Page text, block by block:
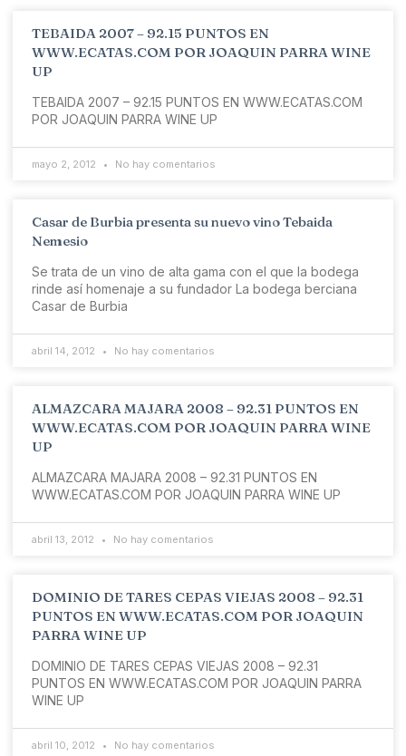
TEBAIDA 2007 – 92.15 PUNTOS EN
WWW.ECATAS.COM POR JOAQUIN PARRA WINE
UP
TEBAIDA 2007 – 92.15 PUNTOS EN WWW.ECATAS.COM
POR JOAQUIN PARRA WINE UP
mayo 2, 2012 No hay comentarios
Casar de Burbia presenta su nuevo vino Tebaida
Nemesio
Se trata de un vino de alta gama con el que la bodega
rinde así homenaje a su fundador La bodega berciana
Casar de Burbia
abril 14, 2012 No hay comentarios
ALMAZCARA MAJARA 2008 – 92.31 PUNTOS EN
WWW.ECATAS.COM POR JOAQUIN PARRA WINE
UP
ALMAZCARA MAJARA 2008 – 92.31 PUNTOS EN
WWW.ECATAS.COM POR JOAQUIN PARRA WINE UP
abril 13, 2012 No hay comentarios
DOMINIO DE TARES CEPAS VIEJAS 2008 – 92.31
PUNTOS EN WWW.ECATAS.COM POR JOAQUIN
PARRA WINE UP
DOMINIO DE TARES CEPAS VIEJAS 2008 – 92.31
PUNTOS EN WWW.ECATAS.COM POR JOAQUIN PARRA
WINE UP
abril 10, 2012 No hay comentarios